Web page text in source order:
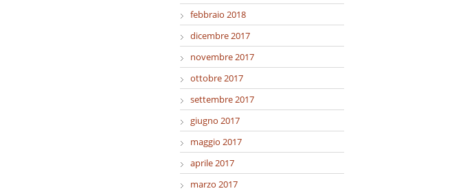
febbraio 2018
dicembre 2017
novembre 2017
ottobre 2017
settembre 2017
giugno 2017
maggio 2017
aprile 2017
marzo 2017